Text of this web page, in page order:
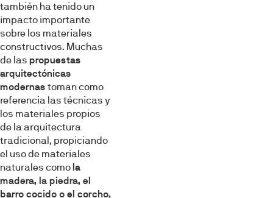
también ha tenido un
impacto importante
sobre los materiales
constructivos. Muchas
de las propuestas
arquitectónicas
modernas toman como
referencia las técnicas y
los materiales propios
de la arquitectura
tradicional, propiciando
el uso de materiales
naturales como la
madera, la piedra, el
barro cocido o el corcho,